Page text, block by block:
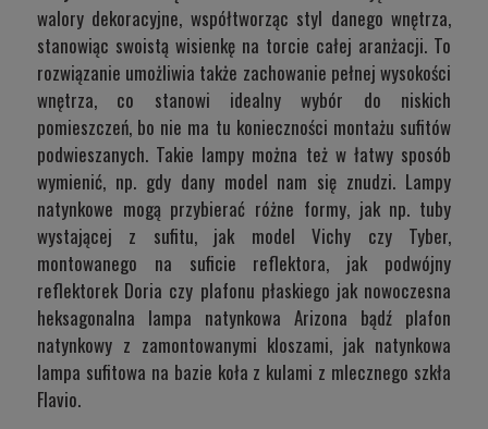
walory dekoracyjne, współtworząc styl danego wnętrza,
stanowiąc swoistą wisienkę na torcie całej aranżacji. To
rozwiązanie umożliwia także zachowanie pełnej wysokości
wnętrza, co stanowi idealny wybór do niskich
pomieszczeń, bo nie ma tu konieczności montażu sufitów
podwieszanych. Takie lampy można też w łatwy sposób
wymienić, np. gdy dany model nam się znudzi. Lampy
natynkowe mogą przybierać różne formy, jak np. tuby
wystającej z sufitu, jak modelVichy czy Tyber,
montowanego na suficie reflektora, jak podwójny
reflektorek Doria czy plafonu płaskiego jak nowoczesna
heksagonalna lampa natynkowa Arizona bądź plafon
natynkowy z zamontowanymi kloszami, jak natynkowa
lampa sufitowa na bazie koła z kulami z mlecznego szkła
Flavio.